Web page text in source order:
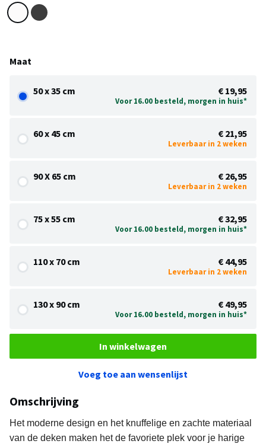
Maat
50 x 35 cm € 19,95
Voor 16.00 besteld, morgen in huis*
60 x 45 cm € 21,95
Leverbaar in 2 weken
90 X 65 cm € 26,95
Leverbaar in 2 weken
75 x 55 cm € 32,95
Voor 16.00 besteld, morgen in huis*
110 x 70 cm € 44,95
Leverbaar in 2 weken
130 x 90 cm € 49,95
Voor 16.00 besteld, morgen in huis*
In winkelwagen
Voeg toe aan wensenlijst
Omschrijving
Het moderne design en het knuffelige en zachte materiaal
van de deken maken het de favoriete plek voor je harige